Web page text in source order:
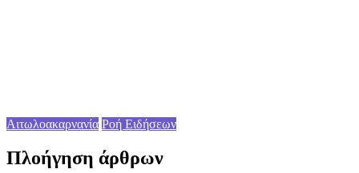
Αιτωλοακαρνανία Ροή Ειδήσεων
Πλοήγηση άρθρων